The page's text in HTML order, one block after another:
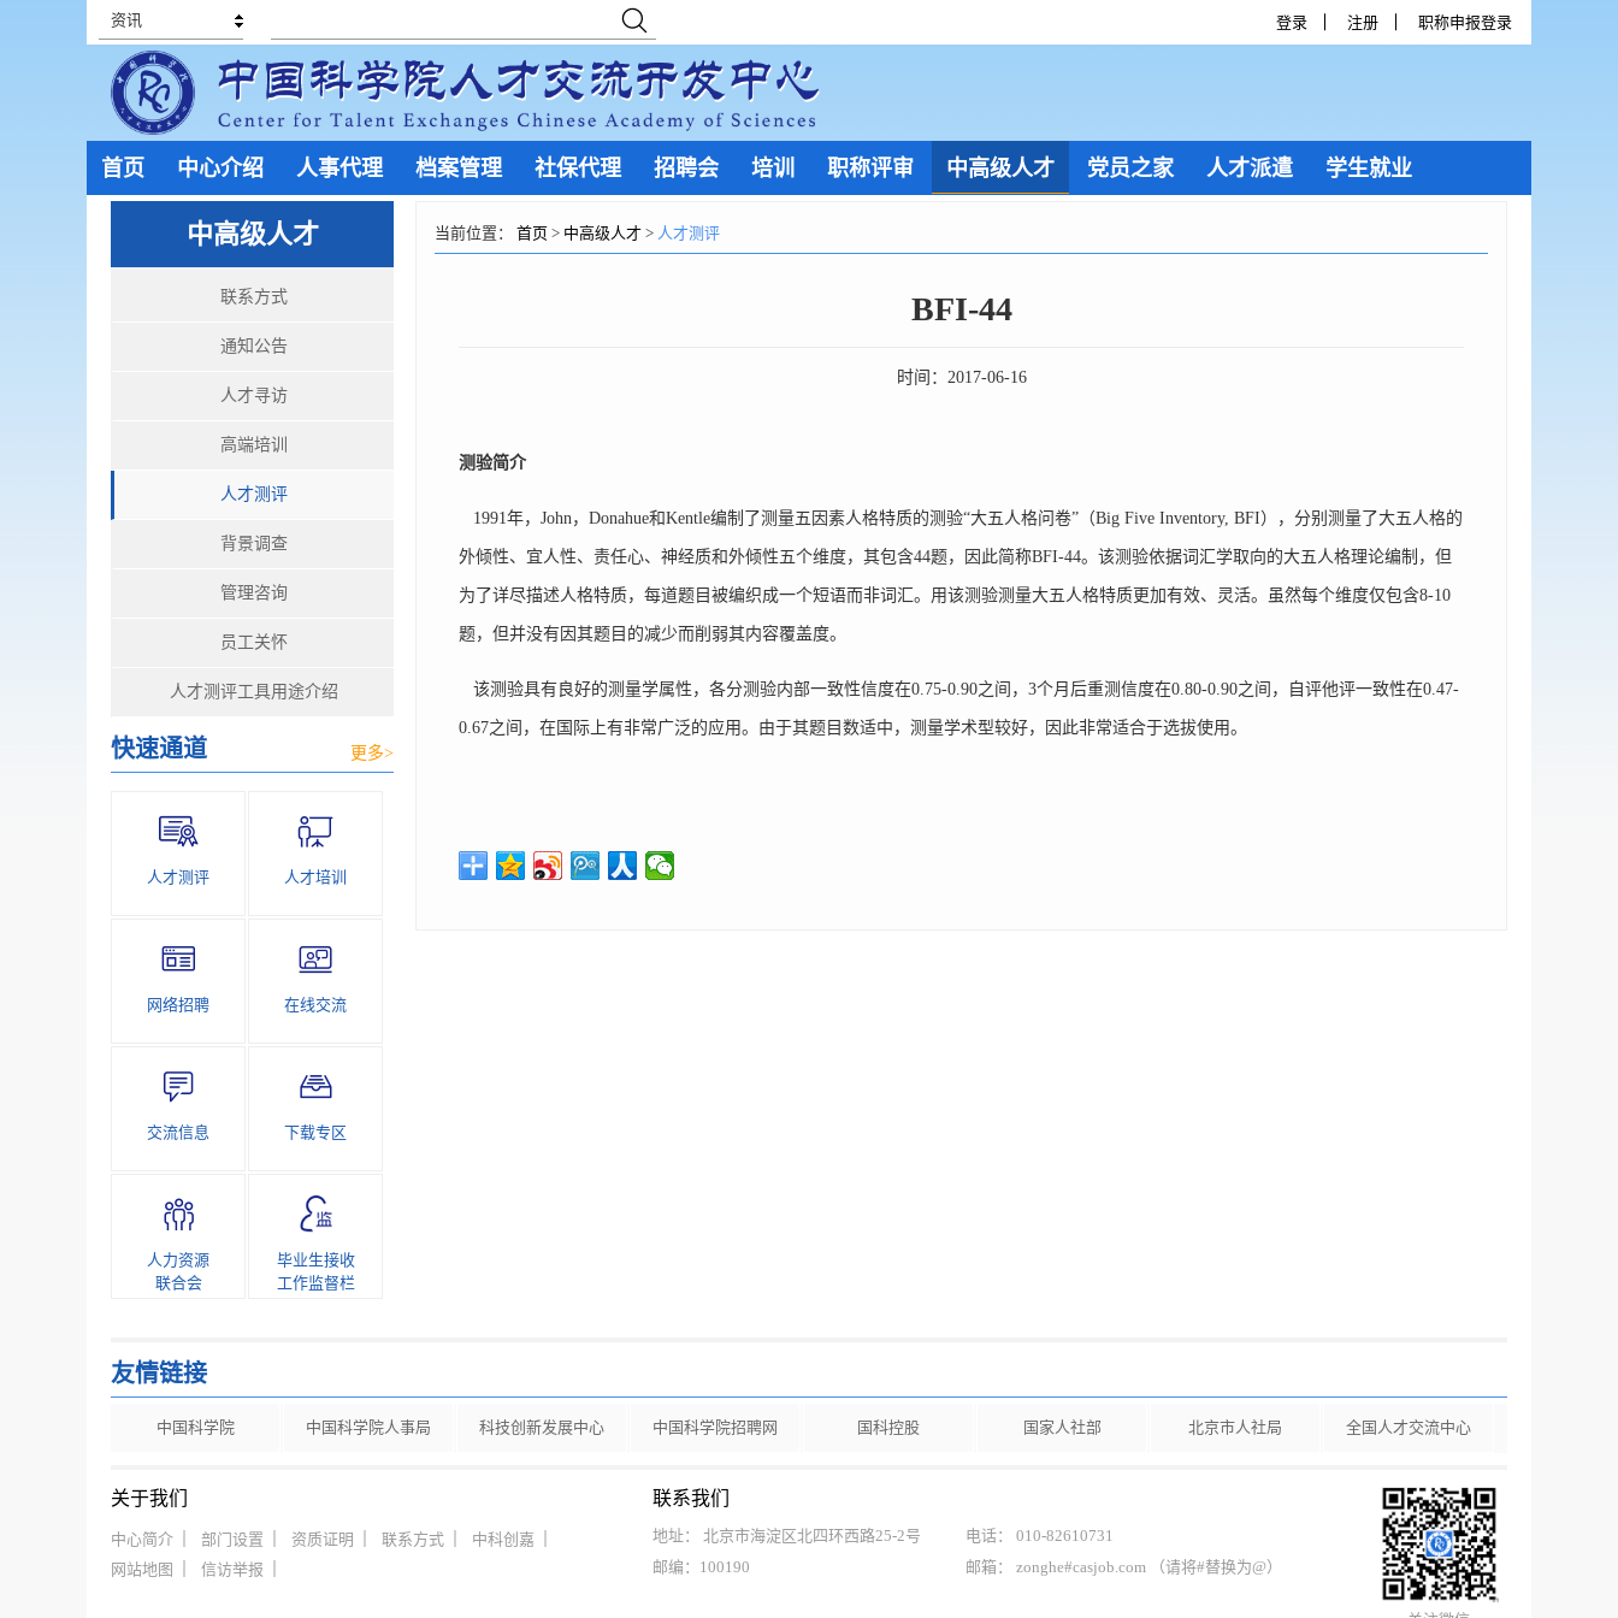
资讯 登录 注册 职称申报登录
首页 中心介绍 人事代理 档案管理 社保代理 招聘会 培训 职称评审 中高级人才 党员之家 人才派遣 学生就业
中高级人才
联系方式
通知公告
人才寻访
高端培训
人才测评
背景调查
管理咨询
员工关怀
人才测评工具用途介绍
快速通道 更多>
人才测评 人才培训
网络招聘 在线交流
交流信息 下载专区
人力资源
联合会
毕业生接收
工作监督栏
当前位置： 首页 > 中高级人才 > 人才测评
BFI-44
时间： 2017-06-16
测验简介
1991年，John，Donahue和Kentle编制了测量五因素人格特质的测验“大五人格问卷”（Big Five Inventory, BFI），分别测量了大五人格的
外倾性、宜人性、责任心、神经质和外倾性五个维度，其包含44题，因此简称BFI-44。该测验依据词汇学取向的大五人格理论编制，但
为了详尽描述人格特质，每道题目被编织成一个短语而非词汇。用该测验测量大五人格特质更加有效、灵活。虽然每个维度仅包含8-10
题，但并没有因其题目的减少而削弱其内容覆盖度。
该测验具有良好的测量学属性，各分测验内部一致性信度在0.75-0.90之间，3个月后重测信度在0.80-0.90之间，自评他评一致性在0.47-
0.67之间，在国际上有非常广泛的应用。由于其题目数适中，测量学术型较好，因此非常适合于选拔使用。
友情链接
中国科学院 中国科学院人事局 科技创新发展中心 中国科学院招聘网 国科控股 国家人社部 北京市人社局 全国人才交流中心
关于我们
中心简介 部门设置 资质证明 联系方式
中科创嘉
网站地图
信访举报
联系我们
地址： 北京市海淀区北四环西路25-2号
电话： 010-82610731
邮编：100190
邮箱： zonghe#casjob.com （请将#替换为@）